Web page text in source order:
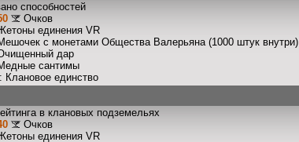
способностей
Очков
единения VR
с монетами Общества Валерьяна (1000 штук внутри)
дар
сантимы
: Клановое единство
в клановых подземельях
Очков
единения VR